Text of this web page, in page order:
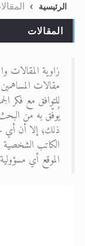
الرئيسية
المقالات
زاوية المقالات
مقالات
للتوافق مع فكر
يُوفّق به من
ذلك؛ إلا أن أي
الكاتب الشخصية
الموقع أي